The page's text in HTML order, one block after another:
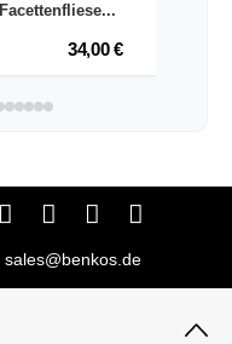
Facettenfliese...
34,00 €
sales@benkos.de